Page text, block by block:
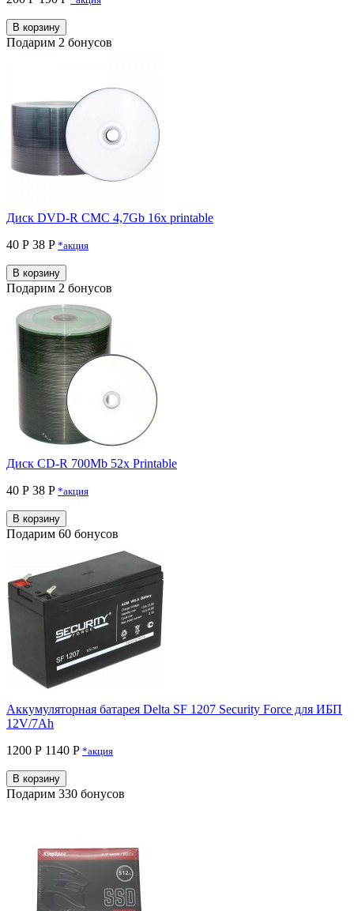
В корзину
Подарим 2 бонусов
Диск DVD-R CMC 4,7Gb 16x printable
40 Р 38 P *акция
В корзину
Подарим 2 бонусов
Диск CD-R 700Mb 52x Printable
40 Р 38 P *акция
В корзину
Подарим 60 бонусов
Аккумуляторная батарея Delta SF 1207 Security Force для ИБП
12V/7Ah
1200 Р 1140 P *акция
В корзину
Подарим 330 бонусов